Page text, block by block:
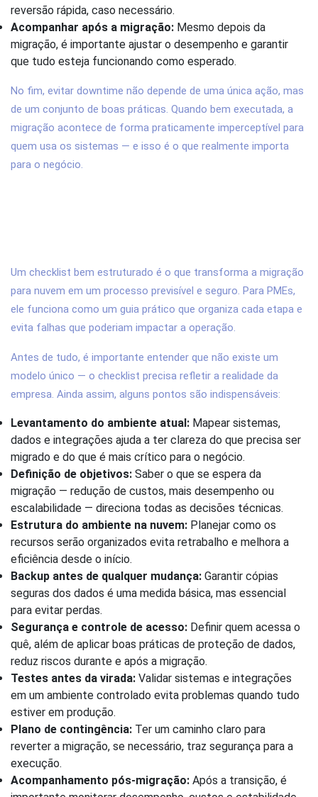
reversão rápida, caso necessário.
Acompanhar após a migração: Mesmo depois da
migração, é importante ajustar o desempenho e garantir
que tudo esteja funcionando como esperado.
No fim, evitar downtime não depende de uma única ação, mas
de um conjunto de boas práticas. Quando bem executada, a
migração acontece de forma praticamente imperceptível para
quem usa os sistemas — e isso é o que realmente importa
para o negócio.
Um checklist bem estruturado é o que transforma a migração
para nuvem em um processo previsível e seguro. Para PMEs,
ele funciona como um guia prático que organiza cada etapa e
evita falhas que poderiam impactar a operação.
Antes de tudo, é importante entender que não existe um
modelo único — o checklist precisa refletir a realidade da
empresa. Ainda assim, alguns pontos são indispensáveis:
Levantamento do ambiente atual: Mapear sistemas,
dados e integrações ajuda a ter clareza do que precisa ser
migrado e do que é mais crítico para o negócio.
Definição de objetivos: Saber o que se espera da
migração — redução de custos, mais desempenho ou
escalabilidade — direciona todas as decisões técnicas.
Estrutura do ambiente na nuvem: Planejar como os
recursos serão organizados evita retrabalho e melhora a
eficiência desde o início.
Backup antes de qualquer mudança: Garantir cópias
seguras dos dados é uma medida básica, mas essencial
para evitar perdas.
Segurança e controle de acesso: Definir quem acessa o
quê, além de aplicar boas práticas de proteção de dados,
reduz riscos durante e após a migração.
Testes antes da virada: Validar sistemas e integrações
em um ambiente controlado evita problemas quando tudo
estiver em produção.
Plano de contingência: Ter um caminho claro para
reverter a migração, se necessário, traz segurança para a
execução.
Acompanhamento pós-migração: Após a transição, é